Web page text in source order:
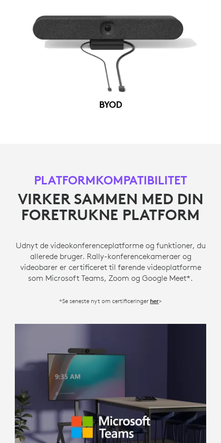
BYOD
PLATFORMKOMPATIBILITET
VIRKER SAMMEN MED DIN
FORETRUKNE PLATFORM
Udnyt de videokonferenceplatforme og funktioner, du
allerede bruger. Rally-konferencekameraer og
videobarer er certificeret til førende videoplatforme
som Microsoft Teams, Zoom og Google Meet*.
*Se seneste nyt om certificeringer her>